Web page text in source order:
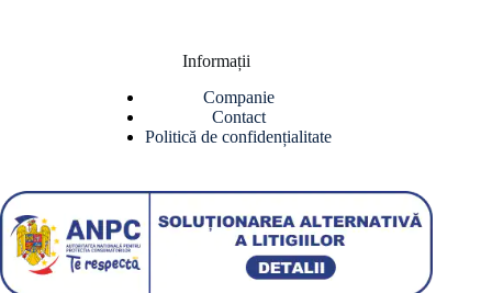
Informații
Companie
Contact
Politică de confidențialitate